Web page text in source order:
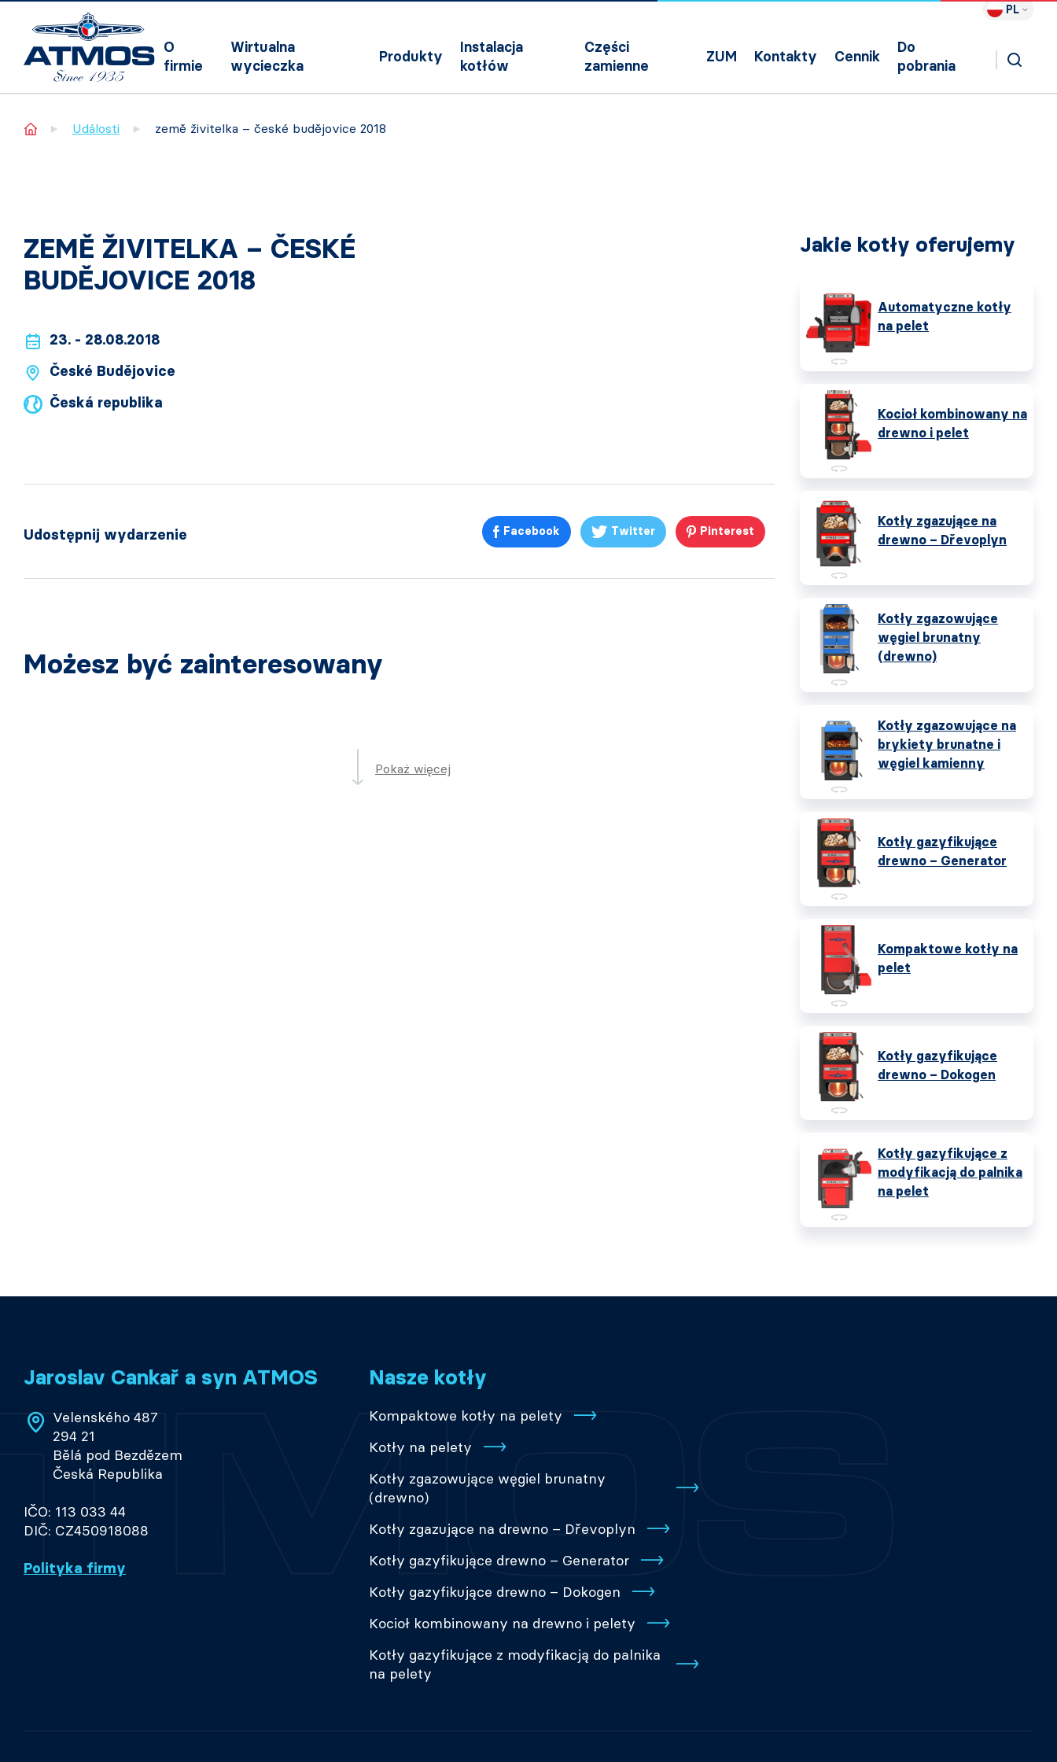
PL
O
firmie
Wirtualna
wycieczka
Produkty
Instalacja
kotłów
Części
zamienne
ZUM Kontakty Cennik
Do
pobrania
Home Události země živitelka – české budějovice 2018
ZEMĚ ŽIVITELKA – ČESKÉ
BUDĚJOVICE 2018
23. - 28.08.2018
České Budějovice
Česká republika
Udostępnij wydarzenie Facebook Twitter Pinterest
Możesz być zainteresowany
Pokaż więcej
Jakie kotły oferujemy
Automatyczne kotły
na pelet
Kocioł kombinowany na
drewno i pelet
Kotły zgazujące na
drewno – Dřevoplyn
Kotły zgazowujące
węgiel brunatny
(drewno)
Kotły zgazowujące na
brykiety brunatne i
węgiel kamienny
Kotły gazyfikujące
drewno – Generator
Kompaktowe kotły na
pelet
Kotły gazyfikujące
drewno – Dokogen
Kotły gazyfikujące z
modyfikacją do palnika
na pelet
Jaroslav Cankař a syn ATMOS
Velenského 487
294 21
Bělá pod Bezdězem
Česká Republika
IČO: 113 033 44
DIČ: CZ450918088
Polityka firmy
Nasze kotły
Kompaktowe kotły na pelety
Kotły na pelety
Kotły zgazowujące węgiel brunatny
(drewno)
Kotły zgazujące na drewno – Dřevoplyn
Kotły gazyfikujące drewno – Generator
Kotły gazyfikujące drewno – Dokogen
Kocioł kombinowany na drewno i pelety
Kotły gazyfikujące z modyfikacją do palnika
na pelety